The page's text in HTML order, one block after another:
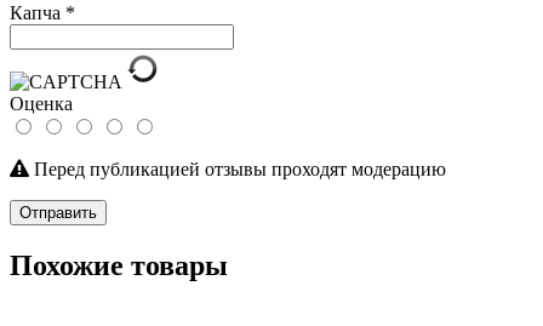
Капча *
Оценка
Перед публикацией отзывы проходят модерацию
Отправить
Похожие товары